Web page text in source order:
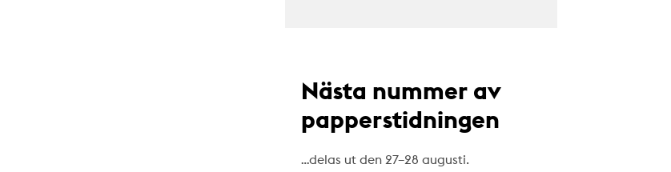
Nästa nummer av
papperstidningen
…delas ut den 27–28 augusti.